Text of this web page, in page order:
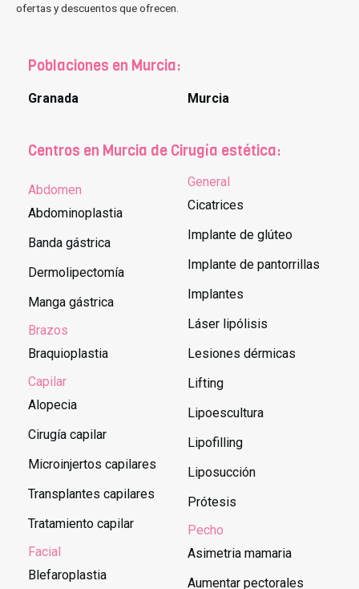
ofertas y descuentos que ofrecen.
Poblaciones en Murcia:
Granada Murcia
Centros en Murcia de Cirugía estética:
Abdomen
Abdominoplastia
Banda gástrica
Dermolipectomía
Manga gástrica
Brazos
Braquioplastia
Capilar
Alopecia
Cirugía capilar
Microinjertos capilares
Transplantes capilares
Tratamiento capilar
Facial
Blefaroplastia
General
Cicatrices
Implante de glúteo
Implante de pantorrillas
Implantes
Láser lipólisis
Lesiones dérmicas
Lifting
Lipoescultura
Lipofilling
Liposucción
Prótesis
Pecho
Asimetria mamaria
Aumentar pectorales